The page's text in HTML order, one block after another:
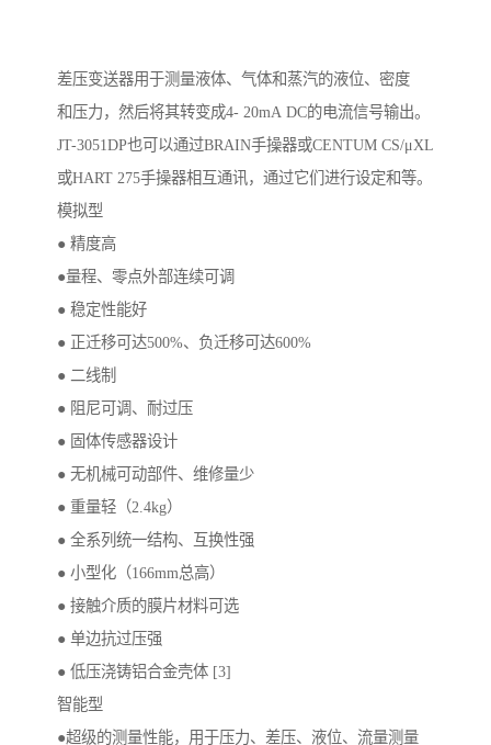
差压变送器用于测量液体、气体和蒸汽的液位、密度
和压力，然后将其转变成4- 20mA DC的电流信号输出。
JT-3051DP也可以通过BRAIN手操器或CENTUM CS/μXL
或HART 275手操器相互通讯，通过它们进行设定和等。
模拟型
● 精度高
●量程、零点外部连续可调
● 稳定性能好
● 正迁移可达500%、负迁移可达600%
● 二线制
● 阻尼可调、耐过压
● 固体传感器设计
● 无机械可动部件、维修量少
● 重量轻（2.4kg）
● 全系列统一结构、互换性强
● 小型化（166mm总高）
● 接触介质的膜片材料可选
● 单边抗过压强
● 低压浇铸铝合金壳体 [3]
智能型
●超级的测量性能，用于压力、差压、液位、流量测量